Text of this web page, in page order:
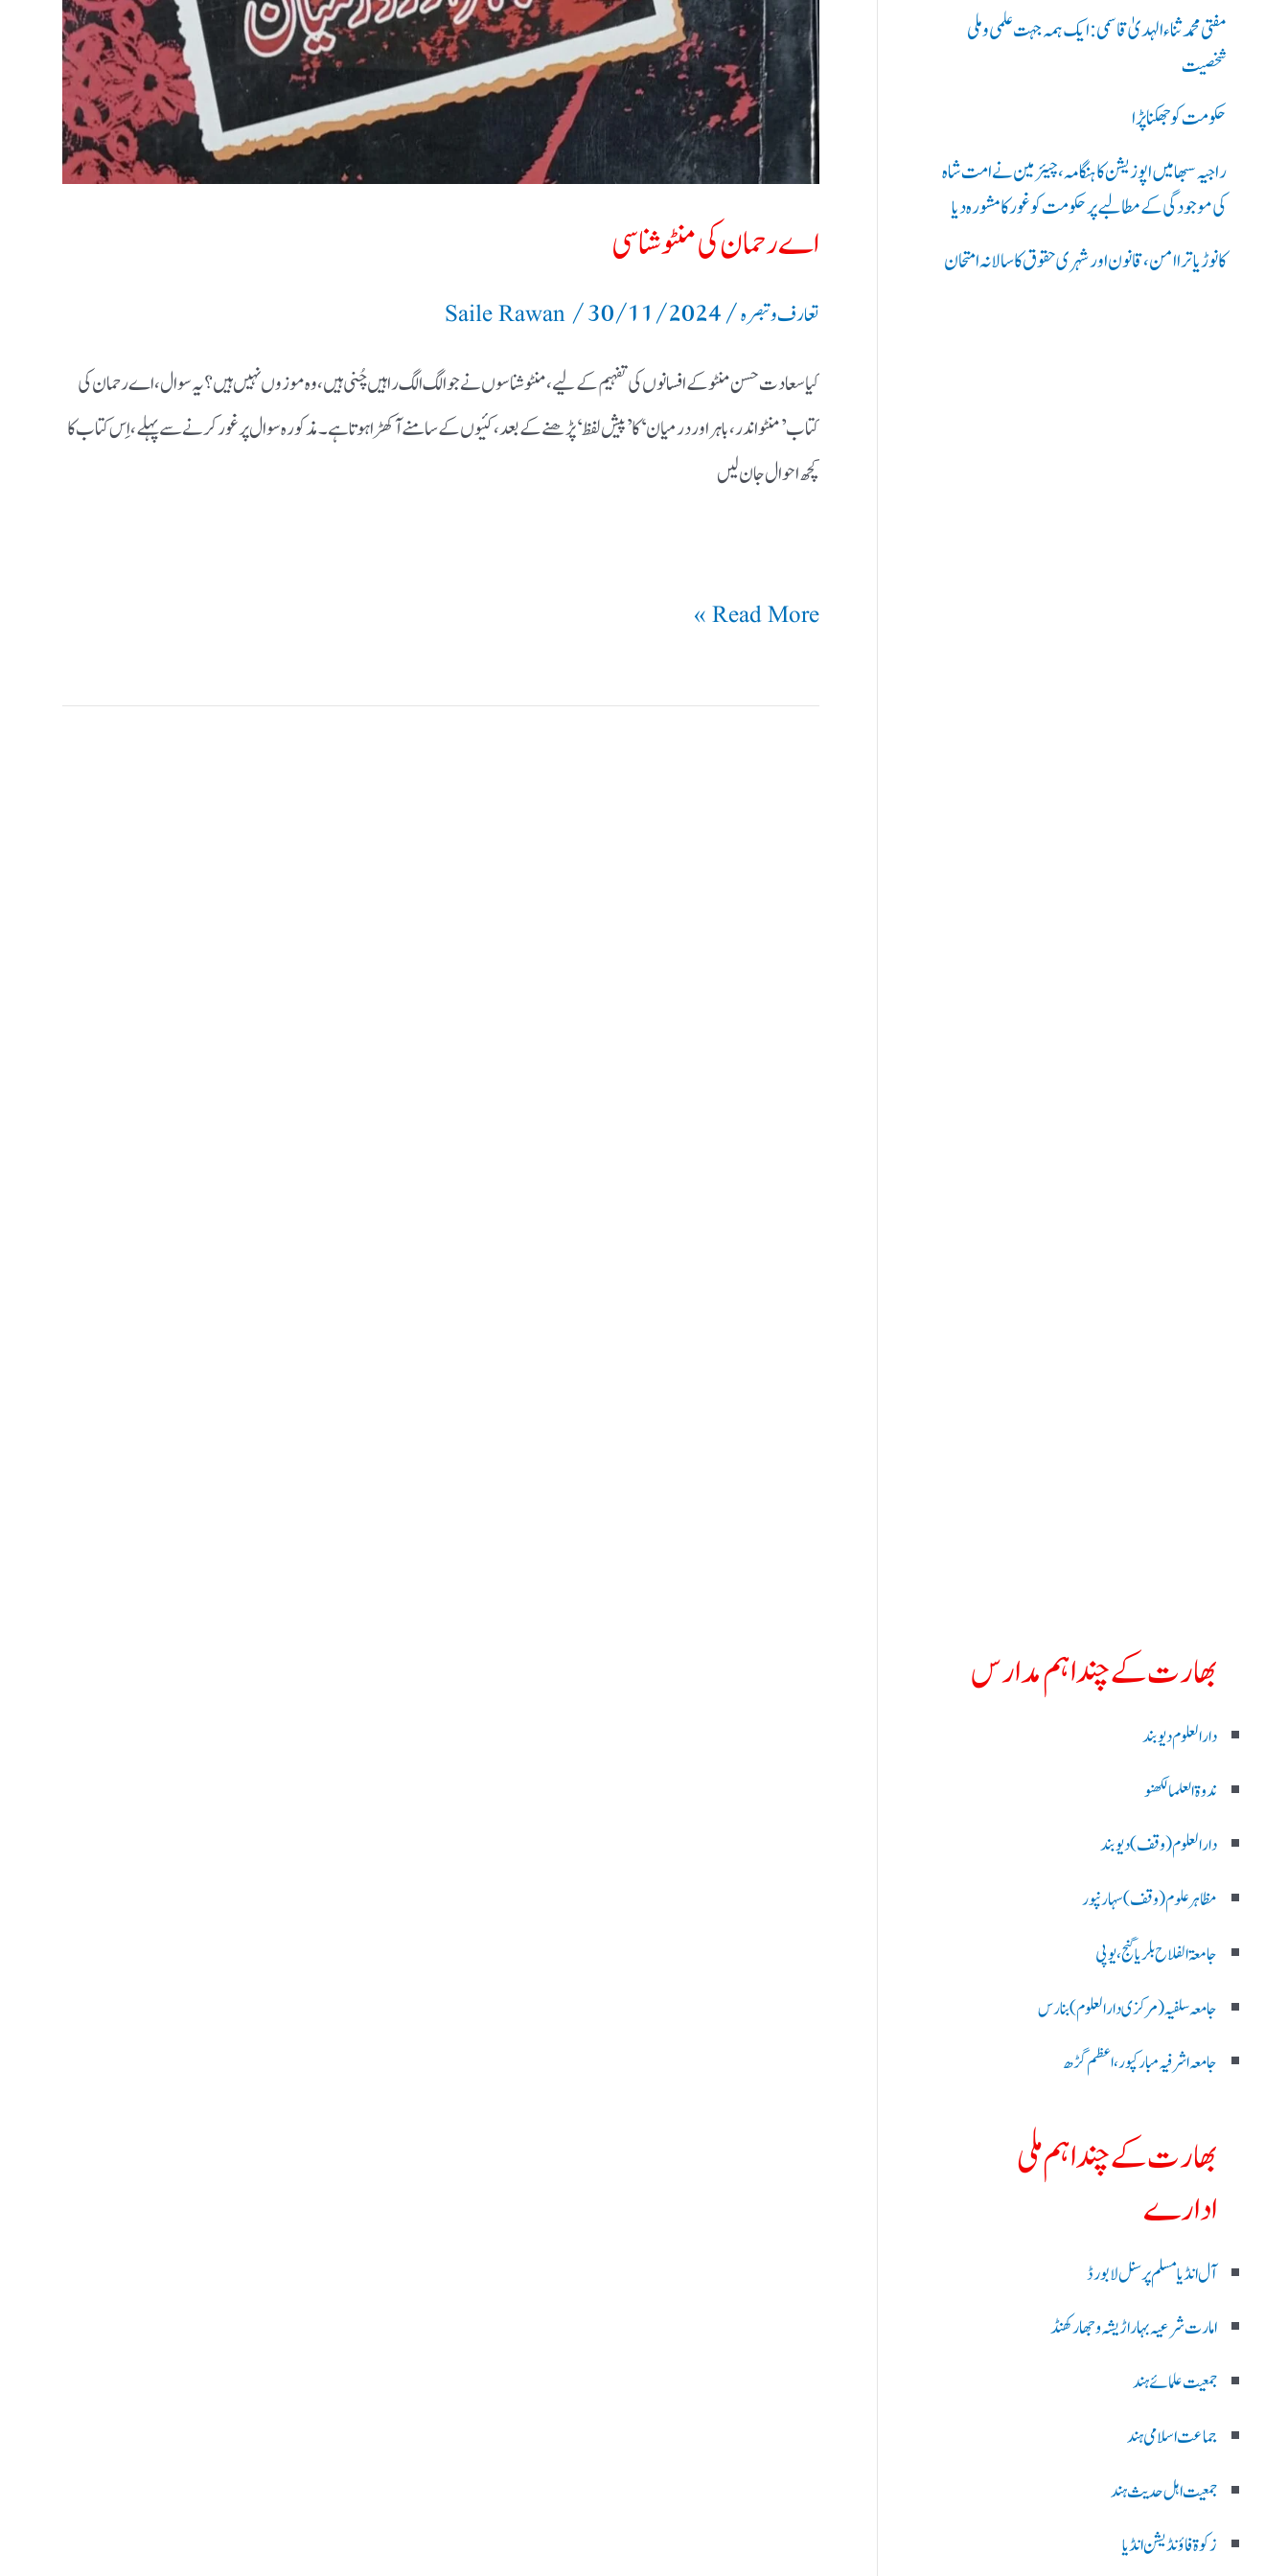
ر
ی
ں
:
مفتی محمد ثناء الہدیٰ قاسمی: ایک ہمہ جہت علمی و ملی
شخصیت
حکومت کو جھکنا پڑا
راجیہ سبھا میں اپوزیشن کا ہنگامہ، چیئرمین نے امت شاہ
کی موجودگی کے مطالبے پر حکومت کو غور کا مشورہ دیا
کانوڑ یاترا امن،قانون اور شہری حقوق کا سالانہ امتحان
بھارت کے چند اہم مدارس
دارالعلوم دیوبند
ندوۃالعلما لکھنو
دارالعلوم (وقف)دیوبند
مظاہرعلوم (وقف)سہارنپور
جامعۃ الفلاح بلریاگنج،یوپی
جامعہ سلفیہ(مرکزی دارالعلوم )بنارس
جامعہ اشرفیہ مبارکپور،اعظم گڑھ
بھارت کے چند اہم ملی
ادارے
آل انڈیا مسلم پرسنل لا بورڈ
امارت شرعیہ بہار اڑیشہ و جھارکھنڈ
جمعیت علمائے ہند
جماعت اسلامی ہند
جمعیت اہل حدیث ہند
زکوۃ فاؤنڈیشن انڈیا
اے رحمان کی منٹو شناسی
تعارف و تبصرہ/
Saile Rawan /30/11/2024
کیا سعادت حسن منٹو کے افسانوں کی تفہیم کے لیے ، منٹو شناسوں نے جو الگ الگ راہیں چُنی ہیں ، وہ موزوں نہیں ہیں؟ یہ سوال ، اے رحمان کی
کتاب ’ منٹو اندر ، باہر اور درمیان ‘ کا ’ پیش لفظ ‘ پڑھنے کے بعد ، کئیوں کے سامنے آ کھڑا ہوتا ہے ۔ مذکورہ سوال پر غور کرنے سے پہلے ، اِس کتاب کا
کچھ احوال جان لیں
Read More »